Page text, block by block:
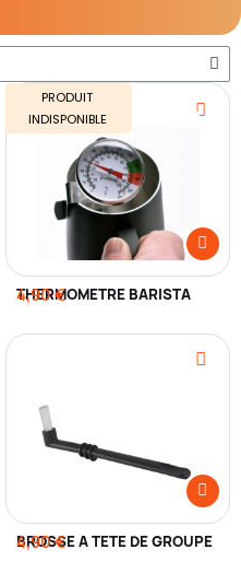
PRODUIT
INDISPONIBLE
THERMOMÈTRE BARISTA
4,90 €
BROSSE À TÊTE DE GROUPE
4,90 €